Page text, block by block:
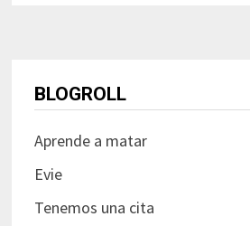
BLOGROLL
Aprende a matar
Evie
Tenemos una cita